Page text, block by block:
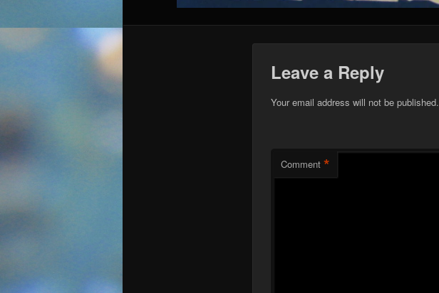
Leave a Reply
Your email address will not be published.
Comment *